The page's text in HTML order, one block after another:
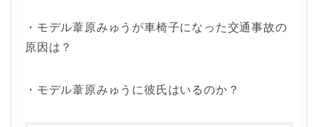
・モデル葦原みゅうが車椅子になった交通事故の
原因は？
・モデル葦原みゅうに彼氏はいるのか？